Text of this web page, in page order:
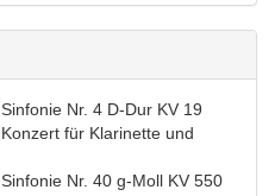
Sinfonie Nr. 4 D-Dur KV 19
Konzert für Klarinette und
Sinfonie Nr. 40 g-Moll KV 550